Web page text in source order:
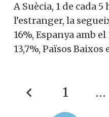
A Suècia, 1 de cada
l’estranger, la
16%, Espanya amb
13,7%, Països Baixos
1 …